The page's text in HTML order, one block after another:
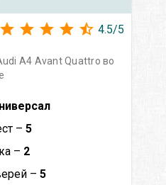
4.5/5
A4 Avant Quattro во
– 5
– 2
– 5